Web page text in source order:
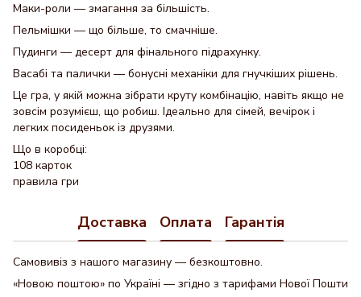
Маки-роли — змагання за більшість.
Пельмішки — що більше, то смачніше.
Пудинги — десерт для фінального підрахунку.
Васабі та палички — бонусні механіки для гнучкіших рішень.
Це гра, у якій можна зібрати круту комбінацію, навіть якщо не
зовсім розумієш, що робиш. Ідеально для сімей, вечірок і
легких посиденьок із друзями.
Що в коробці:
108 карток
правила гри
Доставка Оплата Гарантія
Самовивіз з нашого магазину — безкоштовно.
«Новою поштою» по Україні — згідно з тарифами Нової Пошти